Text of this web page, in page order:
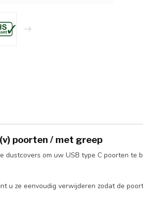
poorten / met greep
dustcovers om uw USB type C poorten te
u ze eenvoudig verwijderen zodat de